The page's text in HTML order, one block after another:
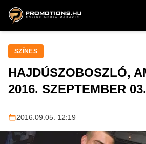
ZENE, FILM & KULT
SZÍNES
HAJDÚSZOBOSZLÓ,
2016. SZEPTEMBER
2016.09.05. 12:19